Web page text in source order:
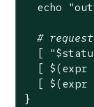
echo
#
  [
"
  [ $(expr
  [ $(expr
}